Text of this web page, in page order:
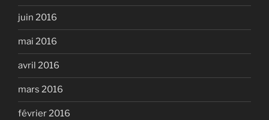
juin 2016
mai 2016
avril 2016
mars 2016
février 2016